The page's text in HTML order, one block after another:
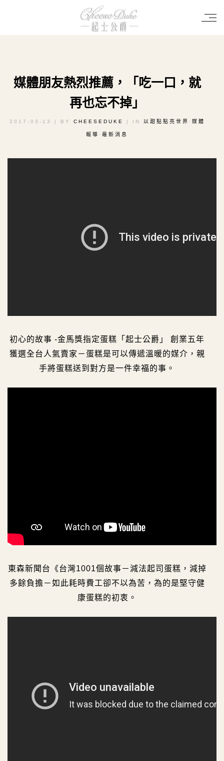
媒體朋友熱烈推薦，「吃一口，就
再也忘不掉」
2017-03-13 | BY CHEESEDUKE | IN 以甜點點亮世界 ⋅ 媒體
報導 ⋅ 最新消息
初心的故事 -金馬獎指定蛋糕「起士公爵」 創業五年
獲選全台人氣賣家－蛋糕是可以傳遞溫暖的媒介，親
手將蛋糕送到對方是一件幸福的事。
東森新聞台《台灣1001個故事－減法起司蛋糕，減掉
多餘負擔－如此耗時費工卻不以為苦，為的是堅守健
康蛋糕的初衷。